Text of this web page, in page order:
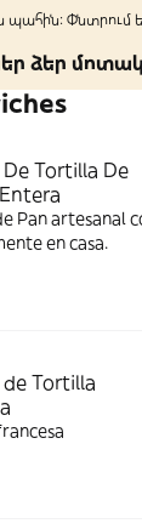
պահին:
ձեր
Tortilla De
Pan artesanal
en casa.
Tortilla